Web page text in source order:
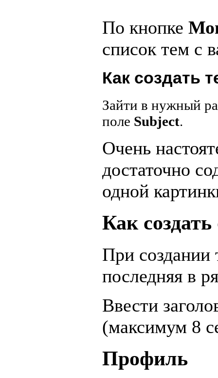
По кнопке
список тем с
Как создать
Зайти в нужный
поле Subject.
Очень
достаточно
одной
Как создать
При
последняя в
Ввести
(максимум 8
Профиль